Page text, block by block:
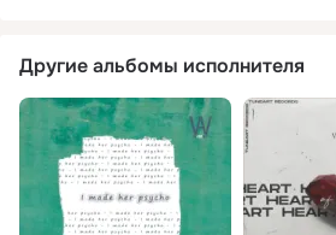
Другие альбомы исполнителя